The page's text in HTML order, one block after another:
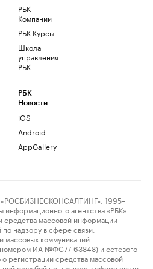
РБК
Компании
РБК Курсы
Школа
управления
РБК
РБК
Новости
iOS
Android
AppGallery
1995–
агентства «РБК»
средства массовой информации
надзору в сфере связи,
массовых коммуникаций
номером ИА №ФС77-63848) и сетевого
о регистрации средства массовой